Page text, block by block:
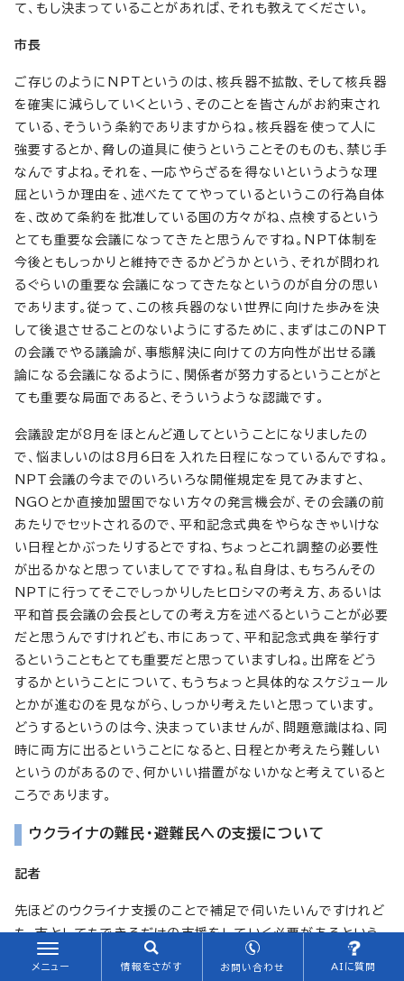
て、もし決まっていることがあれば、それも教えてください。
市長
ご存じのようにNPTというのは、核兵器不拡散、そして核兵器
を確実に減らしていくという、そのことを皆さんがお約束され
ている、そういう条約でありますからね。核兵器を使って人に
強要するとか、脅しの道具に使うということそのものも、禁じ手
なんですよね。それを、一応やらざるを得ないというような理
屈というか理由を、述べたててやっているというこの行為自体
を、改めて条約を批准している国の方々がね、点検するという
とても重要な会議になってきたと思うんですね。NPT体制を
今後ともしっかりと維持できるかどうかという、それが問われ
るぐらいの重要な会議になってきたなというのが自分の思い
であります。従って、この核兵器のない世界に向けた歩みを決
して後退させることのないようにするために、まずはこのNPT
の会議でやる議論が、事態解決に向けての方向性が出せる議
論になる会議になるように、関係者が努力するということがと
ても重要な局面であると、そういうような認識です。
会議設定が8月をほとんど通してということになりましたの
で、悩ましいのは8月6日を入れた日程になっているんですね。
NPT会議の今までのいろいろな開催規定を見てみますと、
NGOとか直接加盟国でない方々の発言機会が、その会議の前
あたりでセットされるので、平和記念式典をやらなきゃいけな
い日程とかぶったりするとですね、ちょっとこれ調整の必要性
が出るかなと思っていましてですね。私自身は、もちろんその
NPTに行ってそこでしっかりしたヒロシマの考え方、あるいは
平和首長会議の会長としての考え方を述べるということが必要
だと思うんですけれども、市にあって、平和記念式典を挙行す
るということもとても重要だと思っていますしね。出席をどう
するかということについて、もうちょっと具体的なスケジュール
とかが進むのを見ながら、しっかり考えたいと思っています。
どうするというのは今、決まっていませんが、問題意識はね、同
時に両方に出るということになると、日程とか考えたら難しい
というのがあるので、何かいい措置がないかなと考えていると
ころであります。
ウクライナの難民・避難民への支援について
記者
先ほどのウクライナ支援のことで補足で伺いたいんですけれど
も、市としてもできるだけの支援をしていく必要があるという
ことなんですが、具体的に今のところ何をしようと具体的に考
メニュー 情報をさがす お問い合わせ AIに質問